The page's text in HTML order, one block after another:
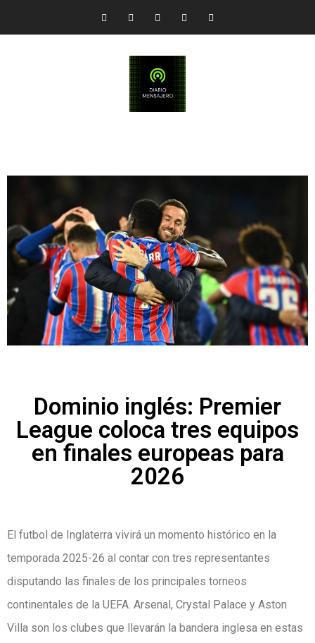
Dominio inglés: Premier
League coloca tres equipos
en finales europeas para
2026
El futbol de Inglaterra vivirá un momento histórico en la
temporada 2025-26 al contar con tres representantes
disputando las finales de los principales torneos
continentales de la UEFA. Arsenal, Crystal Palace y Aston
Villa son los clubes que llevarán la bandera inglesa en estas